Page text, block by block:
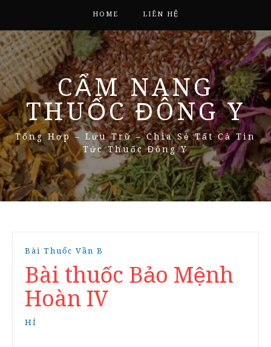
HOME LIÊN HỆ
CẨM NANG
THUỐC ĐÔNG Y
Tổng Hợp – Lưu Trữ – Chia Sẻ Tất Cả Tin
Tức Thuốc Đông Y
Bài Thuốc Vần B
Bài thuốc Bảo Mệnh
Hoàn IV
HÍ